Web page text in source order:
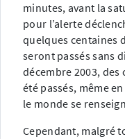
minutes, avant la
pour l’alerte
quelques centaines
seront passés sans
décembre 2003,
été passés, même
le monde se
Cependant, malgré